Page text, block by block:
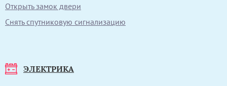
Открыть замок двери
Снять спутниковую сигнализацию
ЭЛЕКТРИКА